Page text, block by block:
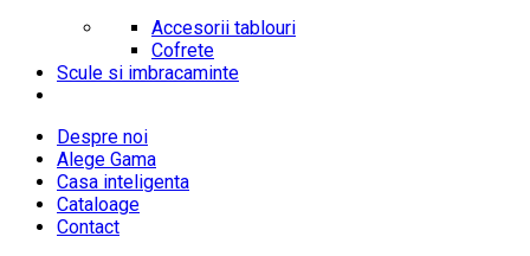
Accesorii tablouri
Cofrete
Scule si imbracaminte
Despre noi
Alege Gama
Casa inteligenta
Cataloage
Contact